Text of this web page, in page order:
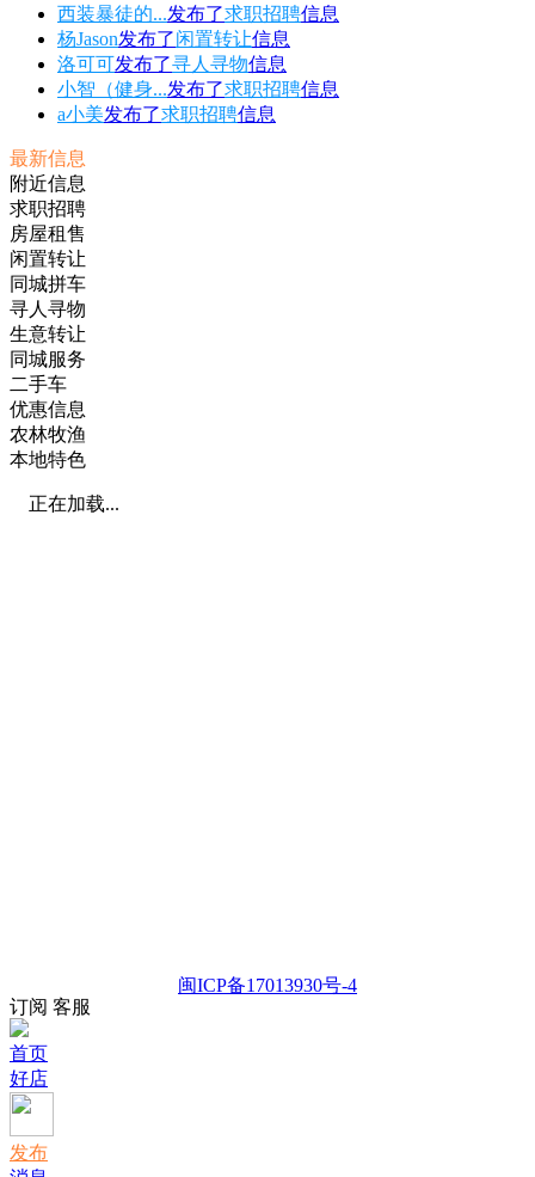
西装暴徒的...发布了求职招聘信息
杨Jason发布了闲置转让信息
洛可可发布了寻人寻物信息
小智（健身...发布了求职招聘信息
a小美发布了求职招聘信息
最新信息
附近信息
求职招聘
房屋租售
闲置转让
同城拼车
寻人寻物
生意转让
同城服务
二手车
优惠信息
农林牧渔
本地特色
正在加载...
闽ICP备17013930号-4
订阅 客服
首页
好店
发布